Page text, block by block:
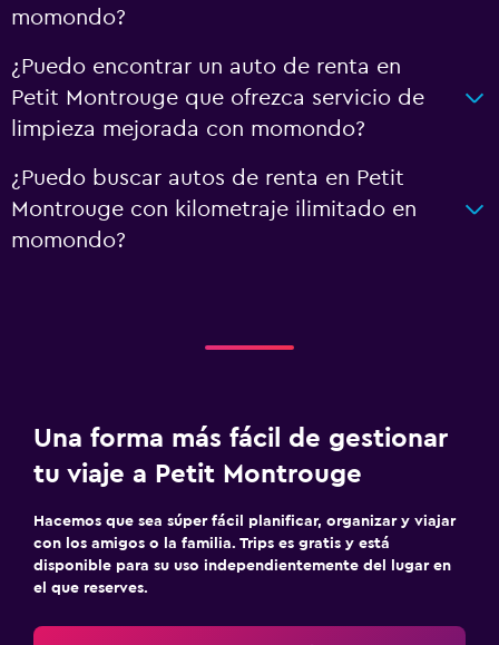
momondo?
¿Puedo encontrar un auto de renta en
Petit Montrouge que ofrezca servicio de
limpieza mejorada con momondo?
¿Puedo buscar autos de renta en Petit
Montrouge con kilometraje ilimitado en
momondo?
Una forma más fácil de gestionar
tu viaje a Petit Montrouge
Hacemos que sea súper fácil planificar, organizar y viajar
con los amigos o la familia. Trips es gratis y está
disponible para su uso independientemente del lugar en
el que reserves.